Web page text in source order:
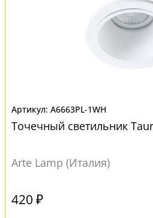
A6663PL-1WH
Точечный светильник
Arte Lamp (Италия)
420 ₽